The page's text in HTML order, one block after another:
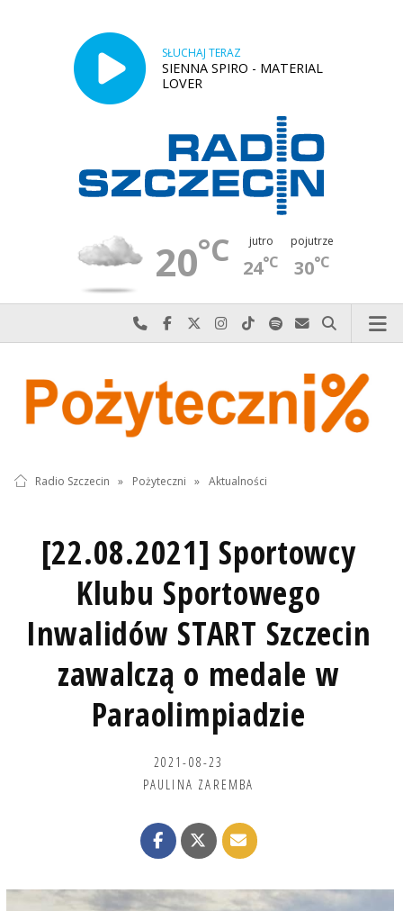
SŁUCHAJ TERAZ
SIENNA SPIRO - MATERIAL
LOVER
20°C jutro
24°C
pojutrze
30°C
Najlepiej po prostu do nas zadzwoń
Odwiedź nas na Facebook-u
Odwiedź nas na X
Odwiedź nas na Instagram-ie
Odwiedź nas na TikTok-u
Szukaj nas na Spotify
Wyślij do nas
Szukaj
Radio Szczecin » Pożyteczni » Aktualności
[22.08.2021] Sportowcy
Klubu Sportowego
Inwalidów START Szczecin
zawalczą o medale w
Paraolimpiadzie
2021-08-23
PAULINA ZAREMBA